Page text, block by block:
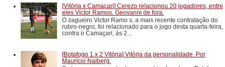
[Vitória x Camaçari] Cerezo relacionou 20 jogadores, entre
eles Victor Ramos. Geovanni de fora.
O zagueiro Victor Ramo s, a mais recente contratação do
rubro-negro, foi relacionado para o jogo desta quarta-feira,
contra o Camaçari, às 2...
[Botafogo 1 x 2 Vitória] Vitória da personalidade. Por
Maurício Naiberg.